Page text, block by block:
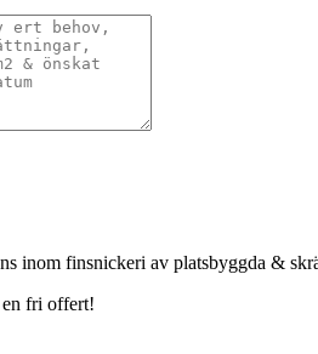
inom finsnickeri av platsbyggda &
fri offert!